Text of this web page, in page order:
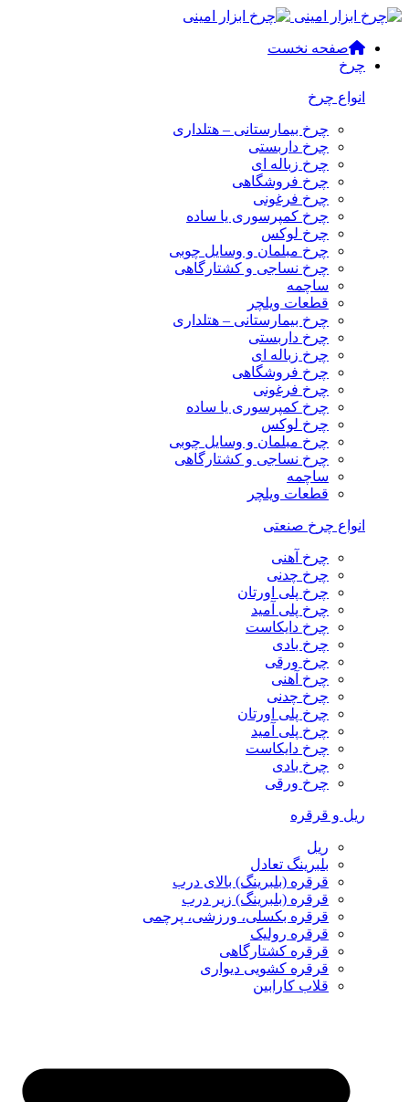
صفحه نخست
چرخ
انواع چرخ
چرخ بیمارستانی – هتلداری
چرخ داربستی
چرخ زباله ای
چرخ فروشگاهی
چرخ فرغونی
چرخ کمپرسوری یا ساده
چرخ لوکس
چرخ مبلمان و وسایل چوبی
چرخ نساجی و کشتارگاهی
ساچمه
قطعات ویلچر
چرخ بیمارستانی – هتلداری
چرخ داربستی
چرخ زباله ای
چرخ فروشگاهی
چرخ فرغونی
چرخ کمپرسوری یا ساده
چرخ لوکس
چرخ مبلمان و وسایل چوبی
چرخ نساجی و کشتارگاهی
ساچمه
قطعات ویلچر
انواع چرخ صنعتی
چرخ آهنی
چرخ چدنی
چرخ پلی اورتان
چرخ پلی آمید
چرخ دایکاست
چرخ بادی
چرخ ورقی
چرخ آهنی
چرخ چدنی
چرخ پلی اورتان
چرخ پلی آمید
چرخ دایکاست
چرخ بادی
چرخ ورقی
ریل و قرقره
ریل
بلبرینگ تعادل
قرقره (بلبرینگ) بالای درب
قرقره (بلبرینگ) زیر درب
قرقره بکسلی، ورزشی، پرچمی
قرقره رولیک
قرقره کشتارگاهی
قرقره کشویی دیواری
قلاب کارابین